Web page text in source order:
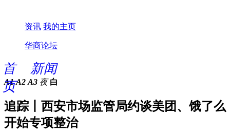
资讯 我的主页
华商论坛
首
页
新闻
A1 A2 A3 夜 白
追踪丨西安市场监管局约谈美团、饿了么
开始专项整治